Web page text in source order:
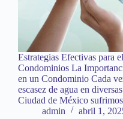
Estrategias Efectivas para
Condominios La
en un Condominio Cada
escasez de agua en
Ciudad de México
admin
abril 1,